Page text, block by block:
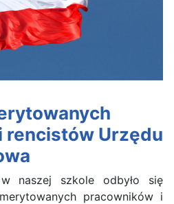
rencistów Urzędu
naszej szkole odbyło się
pracowników i